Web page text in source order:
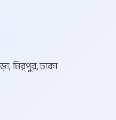
মিরপুর, ঢাকা